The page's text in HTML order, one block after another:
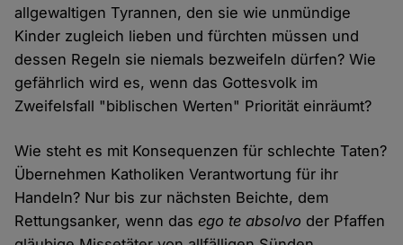
allgewaltigen Tyrannen, den sie wie unmündige
Kinder zugleich lieben und fürchten müssen und
dessen Regeln sie niemals bezweifeln dürfen? Wie
gefährlich wird es, wenn das Gottesvolk im
Zweifelsfall "biblischen Werten" Priorität einräumt?
Wie steht es mit Konsequenzen für schlechte Taten?
Übernehmen Katholiken Verantwortung für ihr
Handeln? Nur bis zur nächsten Beichte, dem
Rettungsanker, wenn dasego te absolvo der Pfaffen